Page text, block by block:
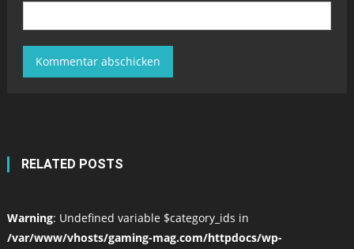
RELATED POSTS
Warning: Undefined variable $category_ids in
/var/www/vhosts/gaming-mag.com/httpdocs/wp-